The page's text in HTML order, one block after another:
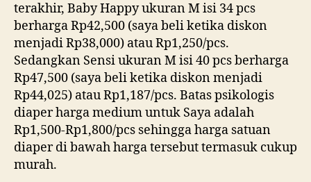
terakhir, Baby Happy ukuran M isi 34 pcs
berharga Rp42,500 (saya beli ketika diskon
menjadi Rp38,000) atau Rp1,250/pcs.
Sedangkan Sensi ukuran M isi 40 pcs berharga
Rp47,500 (saya beli ketika diskon menjadi
Rp44,025) atau Rp1,187/pcs. Batas psikologis
diaper harga medium untuk Saya adalah
Rp1,500-Rp1,800/pcs sehingga harga satuan
diaper di bawah harga tersebut termasuk cukup
murah.